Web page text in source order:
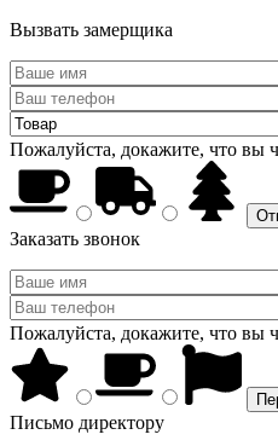
Вызвать замерщика
Пожалуйста, докажите, что вы
Заказать звонок
Пожалуйста, докажите, что вы
Письмо директору